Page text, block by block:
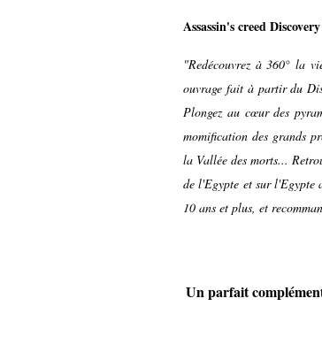
Assassin's creed
"Redécouvrez à 360° la
ouvrage fait à partir du
Plongez au cœur des
momification des grands
la Vallée des morts...
de l'Egypte et sur l'Egypte
10 ans et plus, et
Un parfait